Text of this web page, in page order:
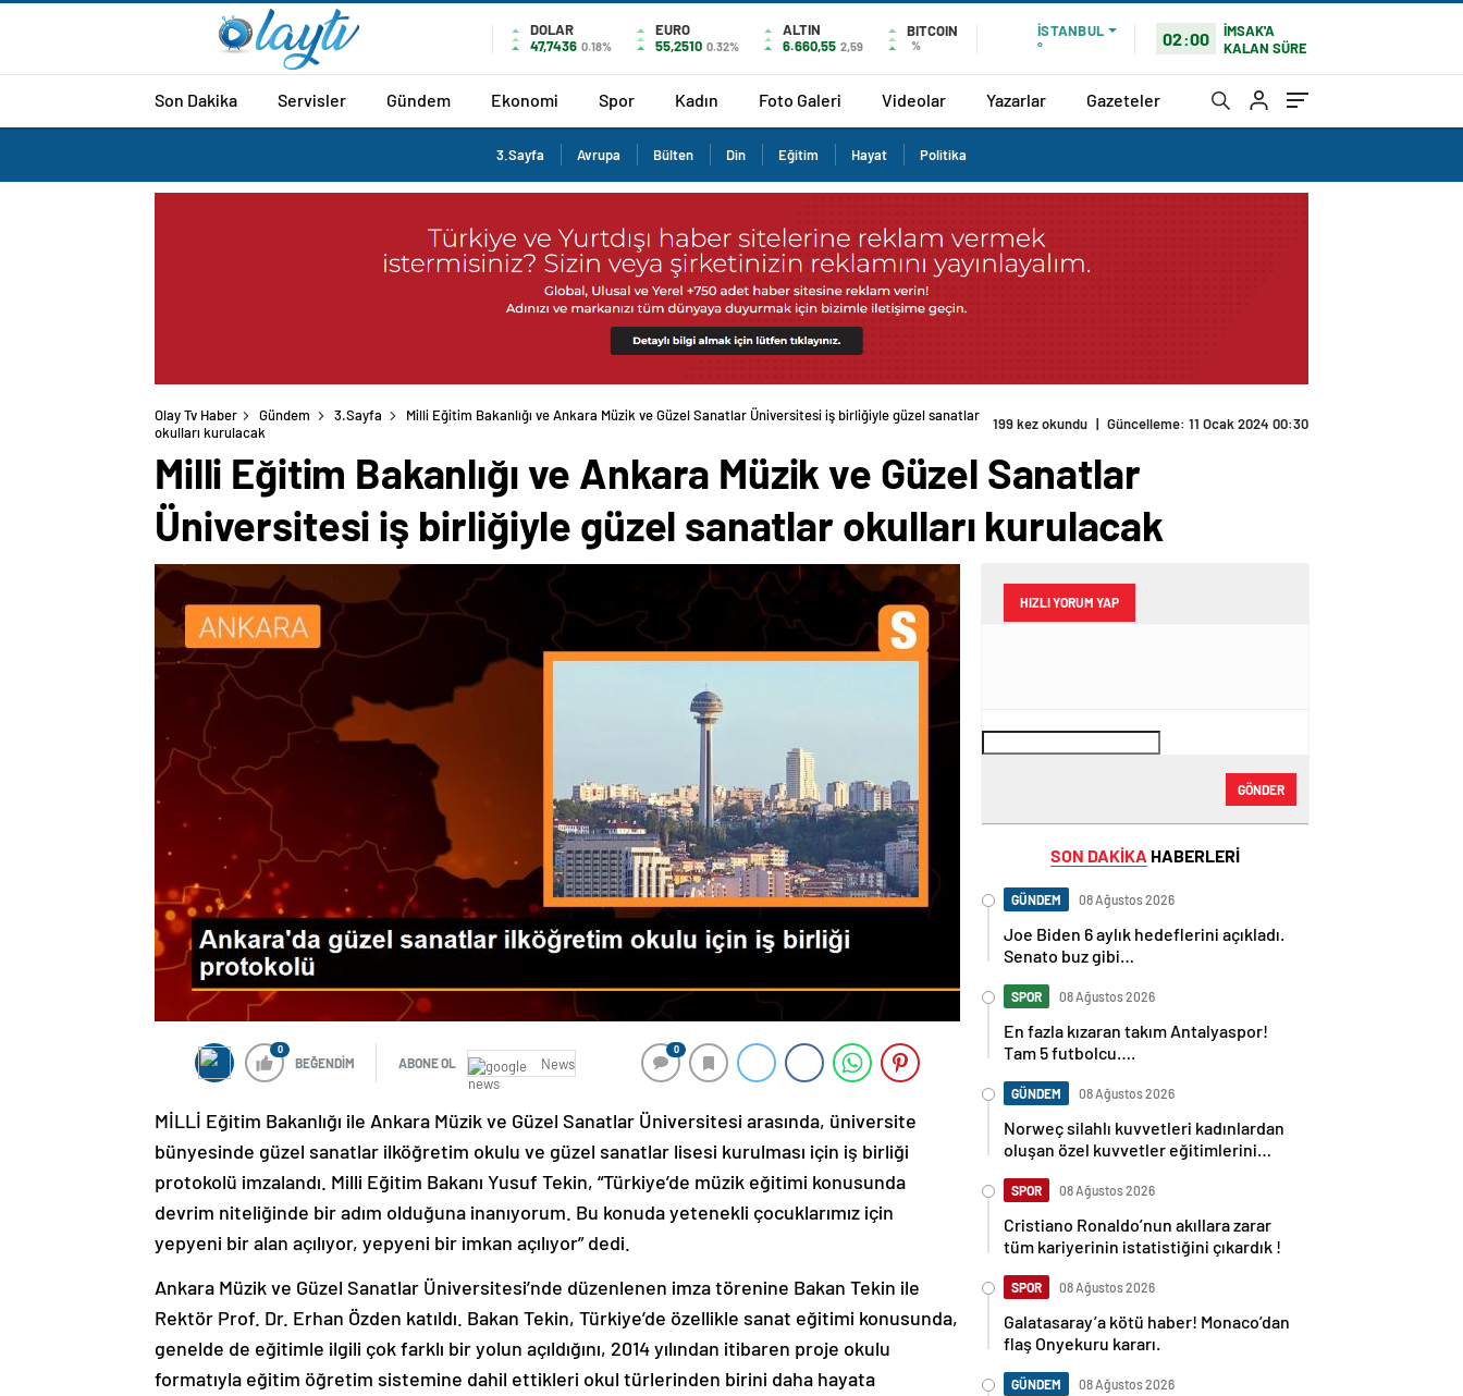
DOLAR
47,7436 0.18%
EURO
55,2510 0.32%
ALTIN
6.660,55 2,59
BITCOIN
%
İSTANBUL
°
02:00
İMSAK'A
KALAN SÜRE
Son Dakika Servisler Gündem Ekonomi Spor Kadın Foto Galeri Videolar Yazarlar Gazeteler
3.Sayfa Avrupa Bülten Din Eğitim Hayat Politika
Olay Tv Haber Gündem 3.Sayfa
Milli Eğitim Bakanlığı ve Ankara Müzik ve Güzel Sanatlar Üniversitesi iş birliğiyle güzel sanatlar
okulları kurulacak
199 kez okundu | Güncelleme: 11 Ocak 2024 00:30
Milli Eğitim Bakanlığı ve Ankara Müzik ve Güzel Sanatlar
Üniversitesi iş birliğiyle güzel sanatlar okulları kurulacak
0
BEĞENDİM ABONE OL News
0
MİLLİ Eğitim Bakanlığı ile Ankara Müzik ve Güzel Sanatlar Üniversitesi arasında, üniversite
bünyesinde güzel sanatlar ilköğretim okulu ve güzel sanatlar lisesi kurulması için iş birliği
protokolü imzalandı. Milli Eğitim Bakanı Yusuf Tekin, “Türkiye’de müzik eğitimi konusunda
devrim niteliğinde bir adım olduğuna inanıyorum. Bu konuda yetenekli çocuklarımız için
yepyeni bir alan açılıyor, yepyeni bir imkan açılıyor” dedi.
Ankara Müzik ve Güzel Sanatlar Üniversitesi’nde düzenlenen imza törenine Bakan Tekin ile
Rektör Prof. Dr. Erhan Özden katıldı. Bakan Tekin, Türkiye’de özellikle sanat eğitimi konusunda,
genelde de eğitimle ilgili çok farklı bir yolun açıldığını, 2014 yılından itibaren proje okulu
formatıyla eğitim öğretim sistemine dahil ettikleri okul türlerinden birini daha hayata
HIZLI YORUM YAP
GÖNDER
SON DAKİKA HABERLERİ
GÜNDEM 08 Ağustos 2026
Joe Biden 6 aylık hedeflerini açıkladı.
Senato buz gibi…
SPOR 08 Ağustos 2026
En fazla kızaran takım Antalyaspor!
Tam 5 futbolcu….
GÜNDEM 08 Ağustos 2026
Norweç silahlı kuvvetleri kadınlardan
oluşan özel kuvvetler eğitimlerini
SPOR 08 Ağustos 2026
Cristiano Ronaldo’nun akıllara zarar
tüm kariyerinin istatistiğini çıkardık !
SPOR 08 Ağustos 2026
Galatasaray’a kötü haber! Monaco’dan
flaş Onyekuru kararı.
GÜNDEM 08 Ağustos 2026